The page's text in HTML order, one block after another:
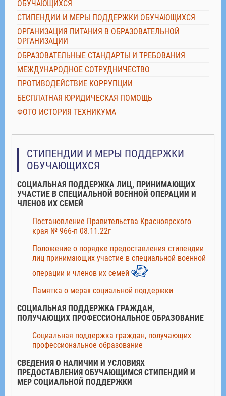
ОБУЧАЮЩИХСЯ
СТИПЕНДИИ И МЕРЫ ПОДДЕРЖКИ ОБУЧАЮЩИХСЯ
ОРГАНИЗАЦИЯ ПИТАНИЯ В ОБРАЗОВАТЕЛЬНОЙ
ОРГАНИЗАЦИИ
ОБРАЗОВАТЕЛЬНЫЕ СТАНДАРТЫ И ТРЕБОВАНИЯ
МЕЖДУНАРОДНОЕ СОТРУДНИЧЕСТВО
ПРОТИВОДЕЙСТВИЕ КОРРУПЦИИ
БЕСПЛАТНАЯ ЮРИДИЧЕСКАЯ ПОМОЩЬ
ФОТО ИСТОРИЯ ТЕХНИКУМА
СТИПЕНДИИ И МЕРЫ ПОДДЕРЖКИ
ОБУЧАЮЩИХСЯ
СОЦИАЛЬНАЯ ПОДДЕРЖКА ЛИЦ, ПРИНИМАЮЩИХ
УЧАСТИЕ В СПЕЦИАЛЬНОЙ ВОЕННОЙ ОПЕРАЦИИ И
ЧЛЕНОВ ИХ СЕМЕЙ
Постановление Правительства Красноярского
края № 966-п 08.11.22г
Положение о порядке предоставления стипендии
лиц принимающих участие в специальной военной
операции и членов их семей
Памятка о мерах социальной поддержки
СОЦИАЛЬНАЯ ПОДДЕРЖКА ГРАЖДАН,
ПОЛУЧАЮЩИХ ПРОФЕССИОНАЛЬНОЕ ОБРАЗОВАНИЕ
Социальная поддержка граждан, получающих
профессиональное образование
СВЕДЕНИЯ О НАЛИЧИИ И УСЛОВИЯХ
ПРЕДОСТАВЛЕНИЯ ОБУЧАЮЩИМСЯ СТИПЕНДИЙ И
МЕР СОЦИАЛЬНОЙ ПОДДЕРЖКИ